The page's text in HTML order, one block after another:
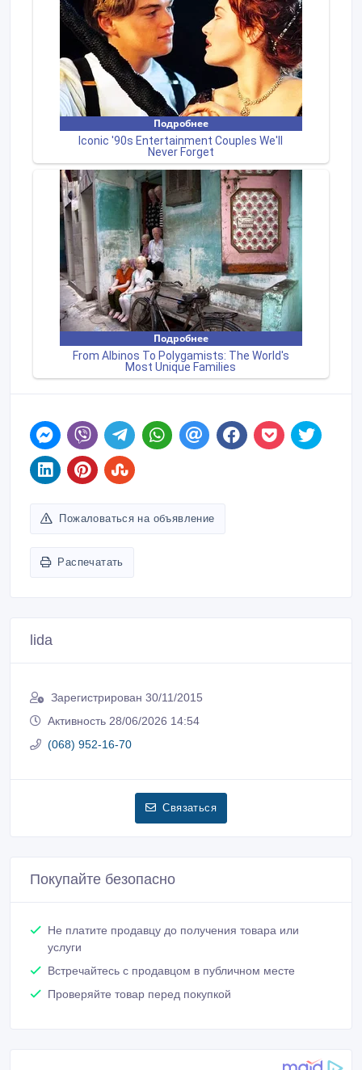
Пожаловаться на объявление
Распечатать
lida
Зарегистрирован 30/11/2015
Активность 28/06/2026 14:54
(068) 952-16-70
Связаться
Покупайте безопасно
Не платите продавцу до получения товара или
услуги
Встречайтесь с продавцом в публичном месте
Проверяйте товар перед покупкой